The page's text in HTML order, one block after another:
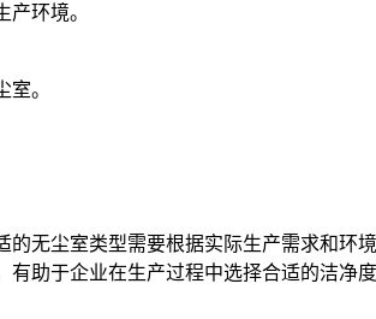
环境。
。
无尘室类型需要根据实际生产需求和
助于企业在生产过程中选择合适的洁净